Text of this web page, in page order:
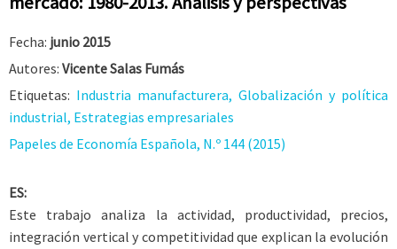
Fecha: junio 2015
Autores: Vicente Salas Fumás
Etiquetas: Industria manufacturera, Globalización y política
industrial, Estrategias empresariales
Papeles de Economía Española, N.º 144 (2015)
ES:
Este trabajo analiza la actividad, productividad, precios,
integración vertical y competitividad que explican la evolución